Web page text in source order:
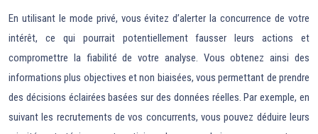
En utilisant le mode privé, vous évitez d’alerter la concurrence de votre
intérêt, ce qui pourrait potentiellement fausser leurs actions et
compromettre la fiabilité de votre analyse. Vous obtenez ainsi des
informations plus objectives et non biaisées, vous permettant de prendre
des décisions éclairées basées sur des données réelles. Par exemple, en
suivant les recrutements de vos concurrents, vous pouvez déduire leurs